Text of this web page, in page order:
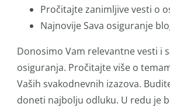
Pročitajte zanimljive vesti o
Najnovije Sava osiguranje
Donosimo Vam relevantne vesti i
osiguranja. Pročitajte više o
Vaših svakodnevnih izazova.
doneti najbolju odluku. U redu je